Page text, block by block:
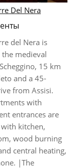
Del Nera
del Nera is
medieval
15 km
and a 45-
from Assisi.
with
entrances are
kitchen,
wood burning
central heating,
|The